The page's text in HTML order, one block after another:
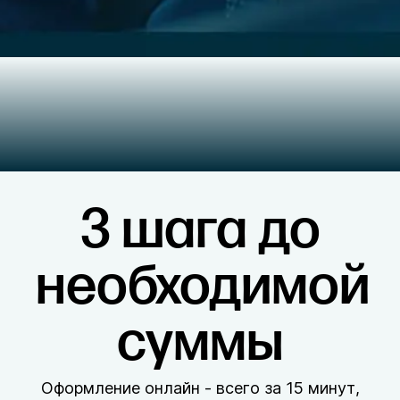
3 шага до
необходимой
суммы
Оформление онлайн - всего за 15 минут,